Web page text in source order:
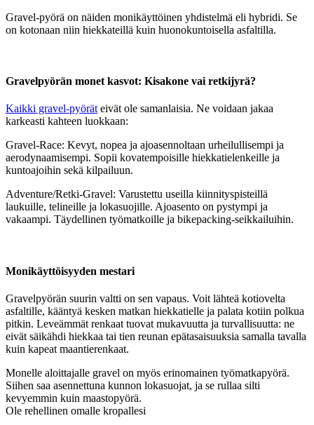
Gravel-pyörä on näiden monikäyttöinen yhdistelmä eli hybridi. Se
on kotonaan niin hiekkateillä kuin huonokuntoisella asfaltilla.
Gravelpyörän monet kasvot: Kisakone vai retkijyrä?
Kaikki gravel-pyörät eivät ole samanlaisia. Ne voidaan jakaa
karkeasti kahteen luokkaan:
Gravel-Race: Kevyt, nopea ja ajoasennoltaan urheilullisempi ja
aerodynaamisempi. Sopii kovatempoisille hiekkatielenkeille ja
kuntoajoihin sekä kilpailuun.
Adventure/Retki-Gravel: Varustettu useilla kiinnityspisteillä
laukuille, telineille ja lokasuojille. Ajoasento on pystympi ja
vakaampi. Täydellinen työmatkoille ja bikepacking-seikkailuihin.
Monikäyttöisyyden mestari
Gravelpyörän suurin valtti on sen vapaus. Voit lähteä kotiovelta
asfaltille, kääntyä kesken matkan hiekkatielle ja palata kotiin polkua
pitkin. Leveämmät renkaat tuovat mukavuutta ja turvallisuutta: ne
eivät säikähdi hiekkaa tai tien reunan epätasaisuuksia samalla tavalla
kuin kapeat maantierenkaat.
Monelle aloittajalle gravel on myös erinomainen työmatkapyörä.
Siihen saa asennettuna kunnon lokasuojat, ja se rullaa silti
kevyemmin kuin maastopyörä.
Ole rehellinen omalle kropallesi